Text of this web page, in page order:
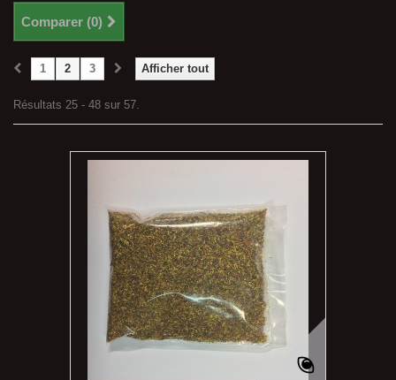
Comparer (0)
Afficher tout
1 2 3
Résultats 25 - 48 sur 57.